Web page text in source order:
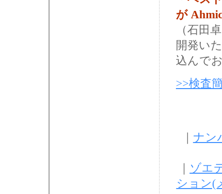
が
（石田
開発い
込んで
>>検査
｜ ナン
｜ ゾエ
ション(